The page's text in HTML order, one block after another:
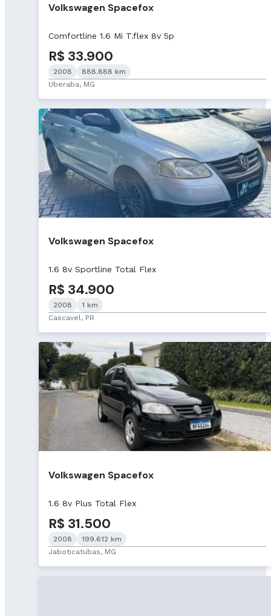
Volkswagen Spacefox
Comfortline 1.6 Mi T.flex 8v 5p
R$ 33.900
2008
888.888 km
Uberaba, MG
Volkswagen Spacefox
1.6 8v Sportline Total Flex
R$ 34.900
2008
1 km
Cascavel, PR
Volkswagen Spacefox
1.6 8v Plus Total Flex
R$ 31.500
2008
199.612 km
Jaboticatubas, MG